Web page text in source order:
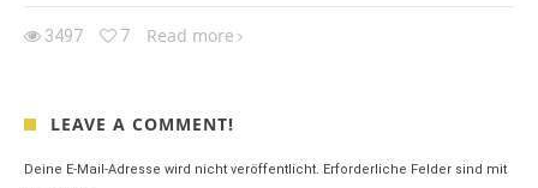
3497 7 Read more
LEAVE A COMMENT!
Deine E-Mail-Adresse wird nicht veröffentlicht. Erforderliche Felder sind mit